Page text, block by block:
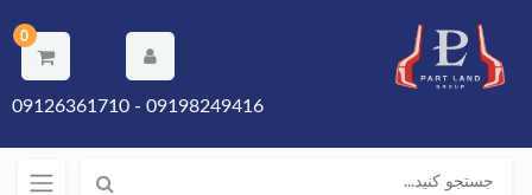
0
09198249416 - 09126361710